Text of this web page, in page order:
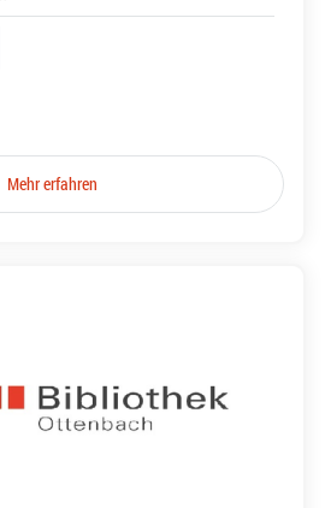
Mehr erfahren